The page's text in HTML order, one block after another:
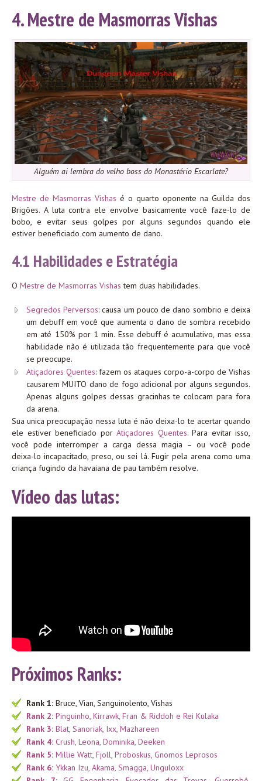
4. Mestre de Masmorras Vishas
Alguém ai lembra do velho boss do Monastério Escarlate?
Mestre de Masmorras Vishas é o quarto oponente na Guilda dos
Brigões. A luta contra ele envolve basicamente você faze-lo de
bobo, e evitar seus golpes por alguns segundos quando ele
estiver beneficiado com aumento de dano.
4.1 Habilidades e Estratégia
O Mestre de Masmorras Vishas tem duas habilidades.
Segredos Perversos: causa um pouco de dano sombrio e deixa
um debuff em você que aumenta o dano de sombra recebido
em até 150% por 1 min. Esse debuff é acumulativo, mas essa
habilidade não é utilizada tão frequentemente para que você
se preocupe.
Atiçadores Quentes: fazem os ataques corpo-a-corpo de Vishas
causarem MUITO dano de fogo adicional por alguns segundos.
Apenas alguns golpes dessas gracinhas te colocam para fora
da arena.
Sua unica preocupação nessa luta é não deixa-lo te acertar quando
ele estiver beneficiado por Atiçadores Quentes. Para evitar isso,
você pode interromper a carga dessa magia – ou você pode
deixa-lo incapacitado, preso, ou sei lá. Fugir pela arena como uma
criança fugindo da havaiana de pau também resolve.
Vídeo das lutas:
Próximos Ranks:
Rank 1: Bruce, Vian, Sanguinolento, Vishas
Rank 2: Pinguinho, Kirrawk, Fran & Riddoh e Rei Kulaka
Rank 3: Blat, Sanoriak, Ixx, Mazhareen
Rank 4: Crush, Leona, Dominika, Deeken
Rank 5: Millie Watt, Fjoll, Proboskus, Gnomos Leprosos
Rank 6: Ykkan Izu, Akama, Smagga, Unguloxx